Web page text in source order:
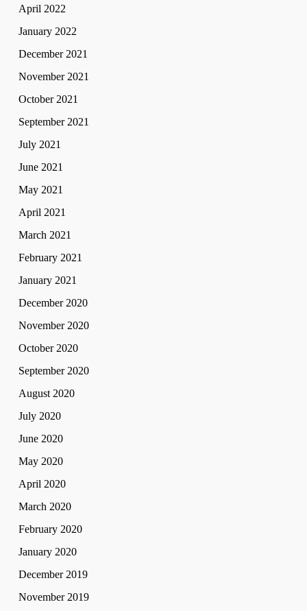
April 2022
January 2022
December 2021
November 2021
October 2021
September 2021
July 2021
June 2021
May 2021
April 2021
March 2021
February 2021
January 2021
December 2020
November 2020
October 2020
September 2020
August 2020
July 2020
June 2020
May 2020
April 2020
March 2020
February 2020
January 2020
December 2019
November 2019